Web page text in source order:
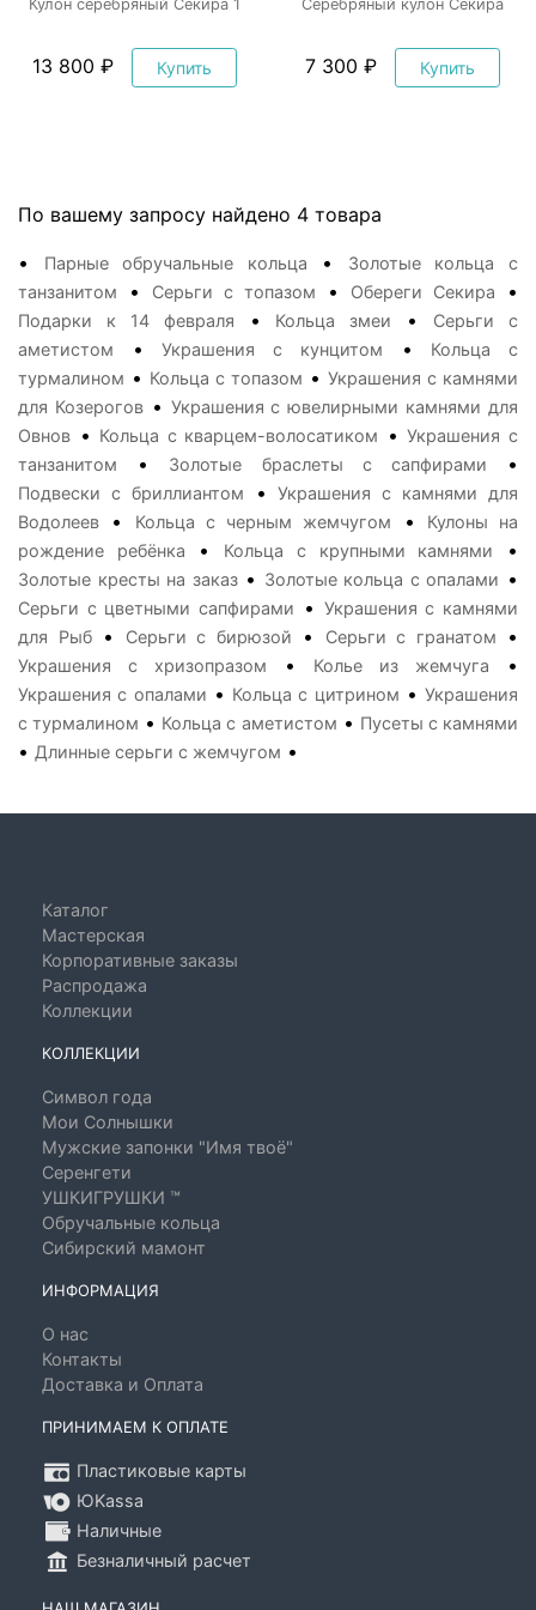
Кулон серебряный Секира 1
13 800 ₽ Купить
Серебряный кулон Секира
7 300 ₽ Купить
По вашему запросу найдено 4 товара
•
Парные обручальные кольца •
Золотые кольца с
танзанитом
• Серьги с топазом • Обереги Секира •
Подарки к 14 февраля • Кольца змеи •
Серьги с
аметистом
•Украшения с кунцитом •
Кольца с
турмалином • Кольца с топазом • Украшения с камнями
для Козерогов• Украшения с ювелирными камнями для
Овнов • Кольца с кварцем-волосатиком •Украшения с
танзанитом
• Золотые браслеты с сапфирами •
Подвески с бриллиантом •Украшения с камнями для
Водолеев • Кольца с черным жемчугом •
Кулоны на
рождение ребёнка
• Кольца с крупными камнями •
Золотые кресты на заказ• Золотые кольца с опалами •
Серьги с цветными сапфирами • Украшения с камнями
для Рыб• Серьги с бирюзой • Серьги с гранатом •
Украшения с хризопразом • Колье из жемчуга •
Украшения с опалами • Кольца с цитрином • Украшения
с турмалином • Кольца с аметистом • Пусеты с камнями
• Длинные серьги с жемчугом •
Каталог
Мастерская
Корпоративные заказы
Распродажа
Коллекции
КОЛЛЕКЦИИ
Символ года
Мои Солнышки
Мужские запонки "Имя твоё"
Серенгети
УШКИГРУШКИ ™
Обручальные кольца
Сибирский мамонт
ИНФОРМАЦИЯ
О нас
Контакты
Доставка и Оплата
ПРИНИМАЕМ К ОПЛАТЕ
Пластиковые карты
ЮKassa
Наличные
Безналичный расчет